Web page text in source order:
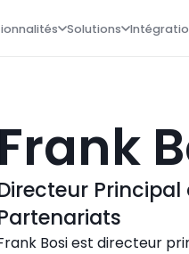
Solutions
Frank
Bosi est directeur